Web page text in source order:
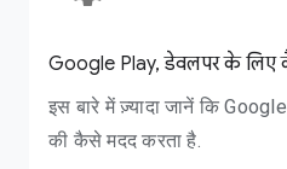
Google Play, डेवलपर के लिए
इस बारे में ज़्यादा जानें कि
की कैसे मदद करता है.